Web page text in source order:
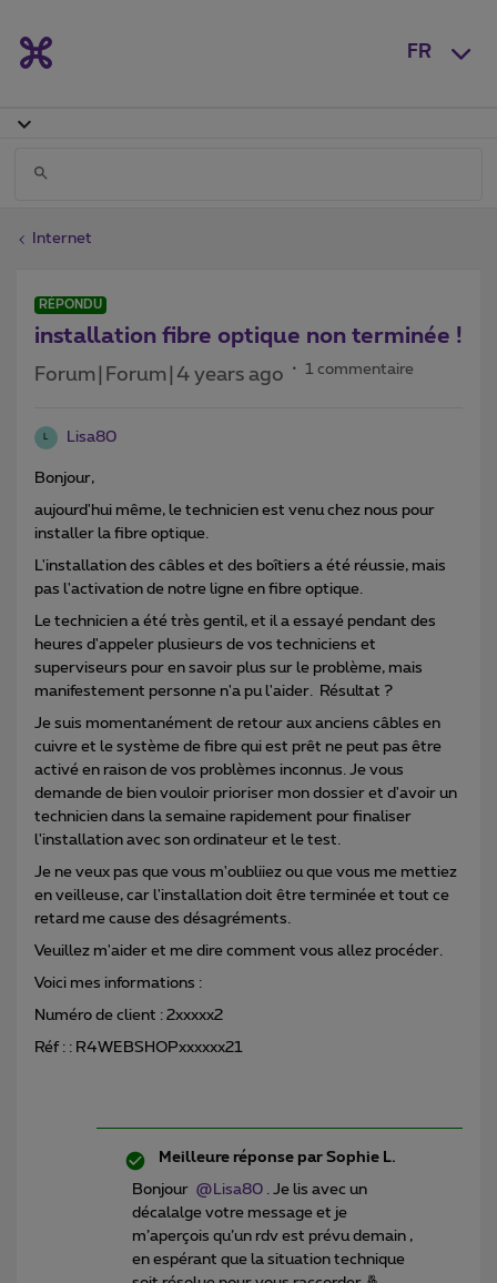
FR
Internet
RÉPONDU
installation fibre optique non terminée !
Forum|Forum|4 years ago 1 commentaire
L Lisa80
Bonjour,
aujourd'hui même, le technicien est venu chez nous pour
installer la fibre optique.
L'installation des câbles et des boîtiers a été réussie, mais
pas l'activation de notre ligne en fibre optique.
Le technicien a été très gentil, et il a essayé pendant des
heures d'appeler plusieurs de vos techniciens et
superviseurs pour en savoir plus sur le problème, mais
manifestement personne n'a pu l'aider. Résultat ?
Je suis momentanément de retour aux anciens câbles en
cuivre et le système de fibre qui est prêt ne peut pas être
activé en raison de vos problèmes inconnus. Je vous
demande de bien vouloir prioriser mon dossier et d'avoir un
technicien dans la semaine rapidement pour finaliser
l'installation avec son ordinateur et le test.
Je ne veux pas que vous m'oubliiez ou que vous me mettiez
en veilleuse, car l'installation doit être terminée et tout ce
retard me cause des désagréments.
Veuillez m'aider et me dire comment vous allez procéder.
Voici mes informations :
Numéro de client : 2xxxxx2
Réf : : R4WEBSHOPxxxxxx21
Meilleure réponse par Sophie L.
Bonjour @Lisa80 . Je lis avec un
décalalge votre message et je
m’aperçois qu’un rdv est prévu demain ,
en espérant que la situation technique